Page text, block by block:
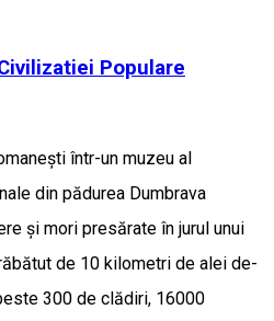
Populare
într-un muzeu al
din pădurea Dumbrava
și mori presărate în jurul unui
de 10 kilometri de alei de-
300 de clădiri, 16000